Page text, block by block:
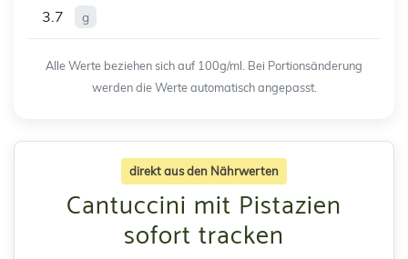
3.7
g
Alle Werte beziehen sich auf 100g/ml. Bei Portionsänderung
werden die Werte automatisch angepasst.
direkt aus den Nährwerten
Cantuccini mit Pistazien
sofort tracken